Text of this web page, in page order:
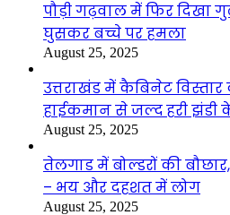
पौड़ी गढ़वाल में फिर
घुसकर बच्चे पर हमला
August 25, 2025
उत्तराखंड में कैबिनेट
हाईकमान से जल्द हरी झंडी
August 25, 2025
तेलगाड में बोल्डरों की
– भय और दहशत में लोग
August 25, 2025